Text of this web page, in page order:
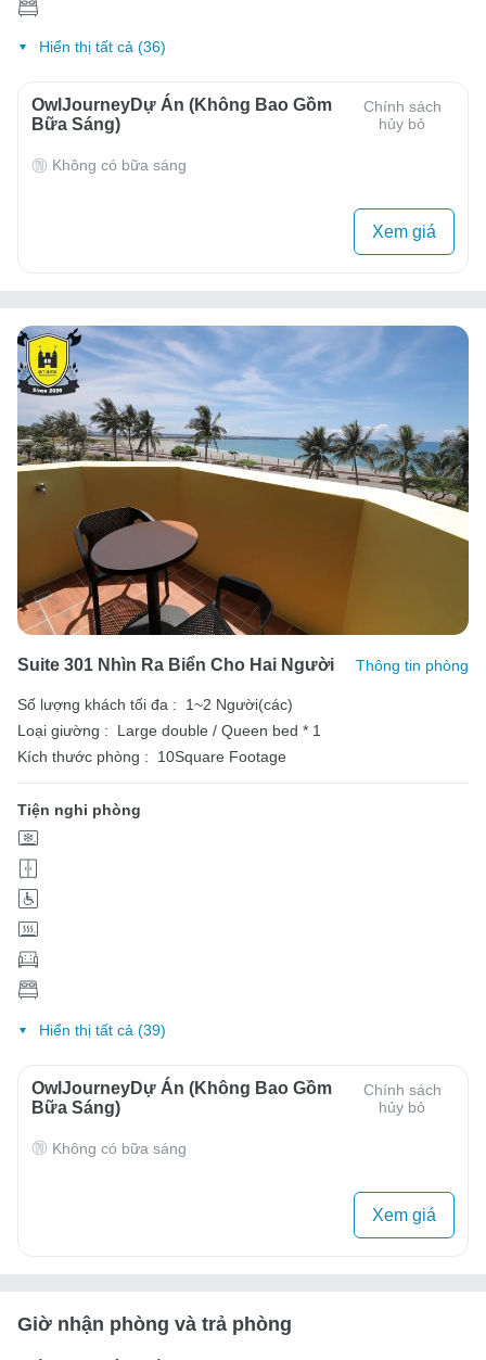
Hiển thị tất cả (36)
OwlJourneyDự Án (Không Bao Gồm
Bữa Sáng)
Chính sách
hủy bỏ
Không có bữa sáng
Xem giá
Suite 301 Nhìn Ra Biển Cho Hai Người Thông tin phòng
Số lượng khách tối đa :
1~2 Người(các)
Loại giường :
Large double / Queen bed * 1
Kích thước phòng :
10Square Footage
Tiện nghi phòng
Hiển thị tất cả (39)
OwlJourneyDự Án (Không Bao Gồm
Bữa Sáng)
Chính sách
hủy bỏ
Không có bữa sáng
Xem giá
Giờ nhận phòng và trả phòng